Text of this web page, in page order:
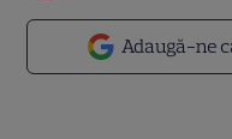
Adaugă-ne